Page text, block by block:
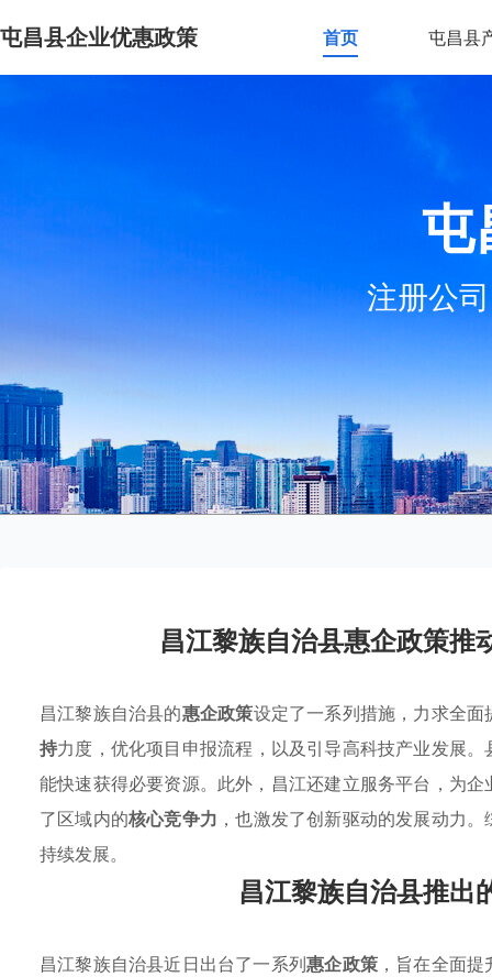
屯昌县企业优惠政策 首页 屯昌县
屯
注册公
昌江黎族自治县惠企政策推
昌江黎族自治县的惠企政策设定了一系列措施，力求全
持力度，优化项目申报流程，以及引导高科技产业发展
能快速获得必要资源。此外，昌江还建立服务平台，为
了区域内的核心竞争力 ，也激发了创新驱动的发展动力
持续发展。
昌江黎族自治县推出
昌江黎族自治县近日出台了一系列惠企政策，旨在全面提